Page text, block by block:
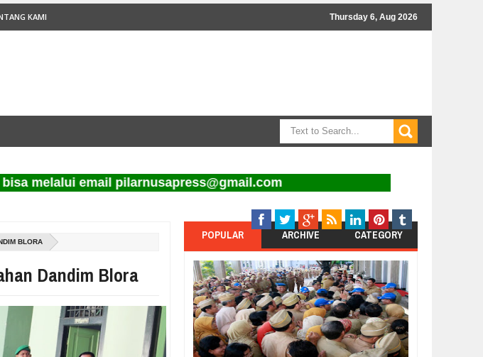
KAMI Thursday 6, Aug 2026
email pilarnusapress@gmail.com
BLORA
Dandim Blora
POPULAR ARCHIVE CATEGORY